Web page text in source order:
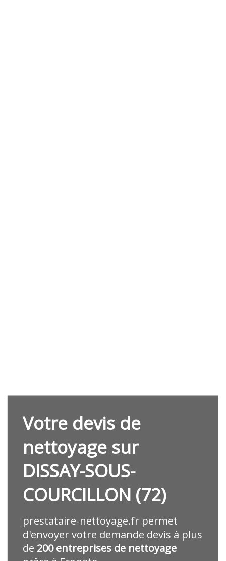
Votre devis de
nettoyage sur
DISSAY-SOUS-
COURCILLON (72)
prestataire-nettoyage.fr permet
d'envoyer votre demande devis à plus
de 200 entreprises de nettoyage